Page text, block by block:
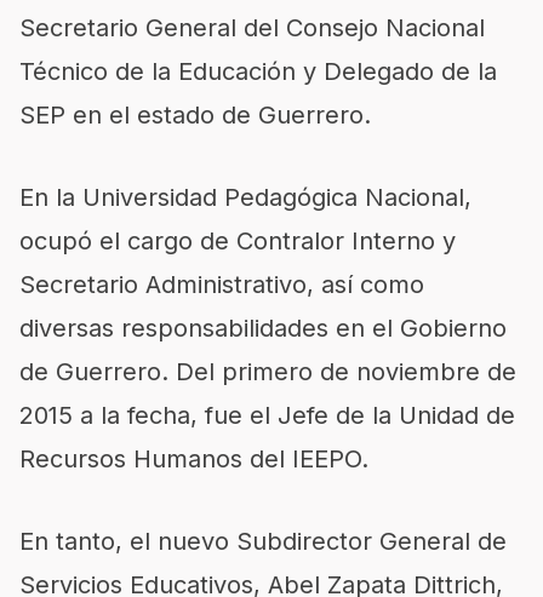
Secretario General del Consejo Nacional
Técnico de la Educación y Delegado de la
SEP en el estado de Guerrero.
En la Universidad Pedagógica Nacional,
ocupó el cargo de Contralor Interno y
Secretario Administrativo, así como
diversas responsabilidades en el Gobierno
de Guerrero. Del primero de noviembre de
2015 a la fecha, fue el Jefe de la Unidad de
Recursos Humanos del IEEPO.
En tanto, el nuevo Subdirector General de
Servicios Educativos, Abel Zapata Dittrich,